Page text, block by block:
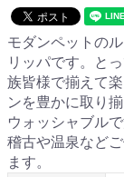
モダンペットの
リッパです。と
族皆様で揃えて
ンを豊かに取り
ウォッシャブル
稽古や温泉など
ます。